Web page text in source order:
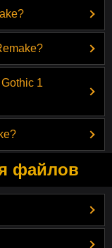
1
файлов